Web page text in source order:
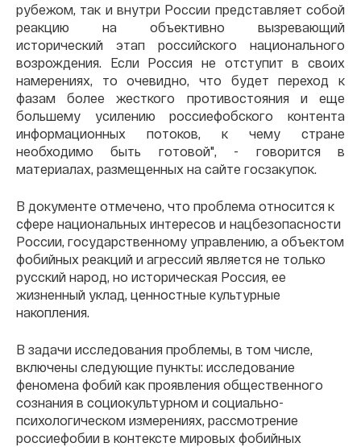
рубежом, так и внутри России представляет собой
реакцию на объективно вызревающий
исторический этап российского национального
возрождения. Если Россия не отступит в своих
намерениях, то очевидно, что будет переход к
фазам более жесткого противостояния и еще
большему усилению россиефобского контента
информационных потоков, к чему стране
необходимо быть готовой", - говорится в
материалах, размещенных на сайте госзакупок.
В документе отмечено, что проблема относится к
сфере национальных интересов и нацбезопасности
России, государственному управлению, а объектом
фобийных реакций и агрессий является не только
русский народ, но историческая Россия, ее
жизненный уклад, ценностные культурные
накопления.
В задачи исследования проблемы, в том числе,
включены следующие пункты: исследование
феномена фобий как проявления общественного
сознания в социокультурном и социально-
психологическом измерениях, рассмотрение
россиефобии в контексте мировых фобийных